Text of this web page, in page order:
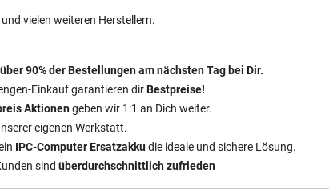
und vielen weiteren Herstellern.
90% der Bestellungen am nächsten Tag bei Dir.
garantieren dirBestpreise!
Aktionengeben wir 1:1 an Dich weiter.
eigenen Werkstatt.
IPC‑Computer Ersatzakkudie ideale und sichere Lösung.
sind überdurchschnittlich zufrieden